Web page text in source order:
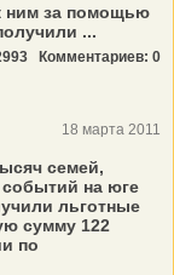
ним за помощью
...
Комментариев: 0
18 марта 2011
семей,
событий на юге
льготные
сумму 122
по